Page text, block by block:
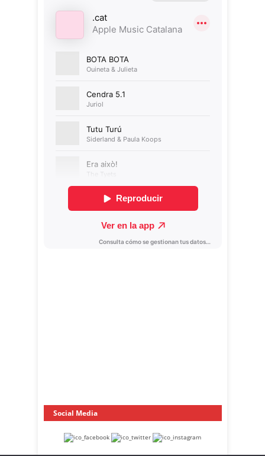
Social Media